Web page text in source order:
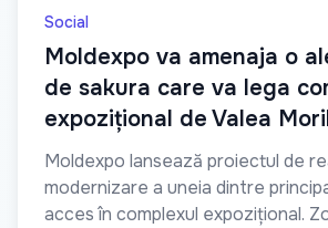
Social
Moldexpo va amenaja o
de sakura care va lega
expozițional de Valea
Moldexpo lansează proiectul de
modernizare a uneia dintre
acces în complexul expozițional.